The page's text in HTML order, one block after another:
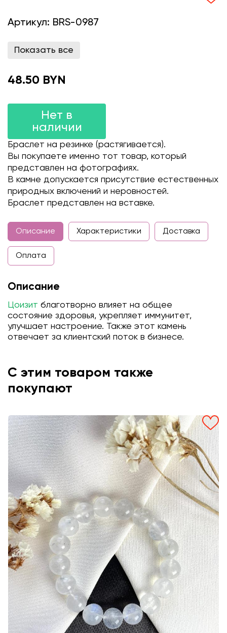
Артикул: BRS-0987
Показать все
48.50 BYN
Нет в
наличии
Браслет на резинке (растягивается).
Вы покупаете именно тот товар, который
представлен на фотографиях.
В камне допускается присутствие естественных
природных включений и неровностей.
Браслет представлен на вставке.
Описание Характеристики Доставка
Оплата
Описание
Цоизит благотворно влияет на общее
состояние здоровья, укрепляет иммунитет,
улучшает настроение. Также этот камень
отвечает за клиентский поток в бизнесе.
С этим товаром также
покупают